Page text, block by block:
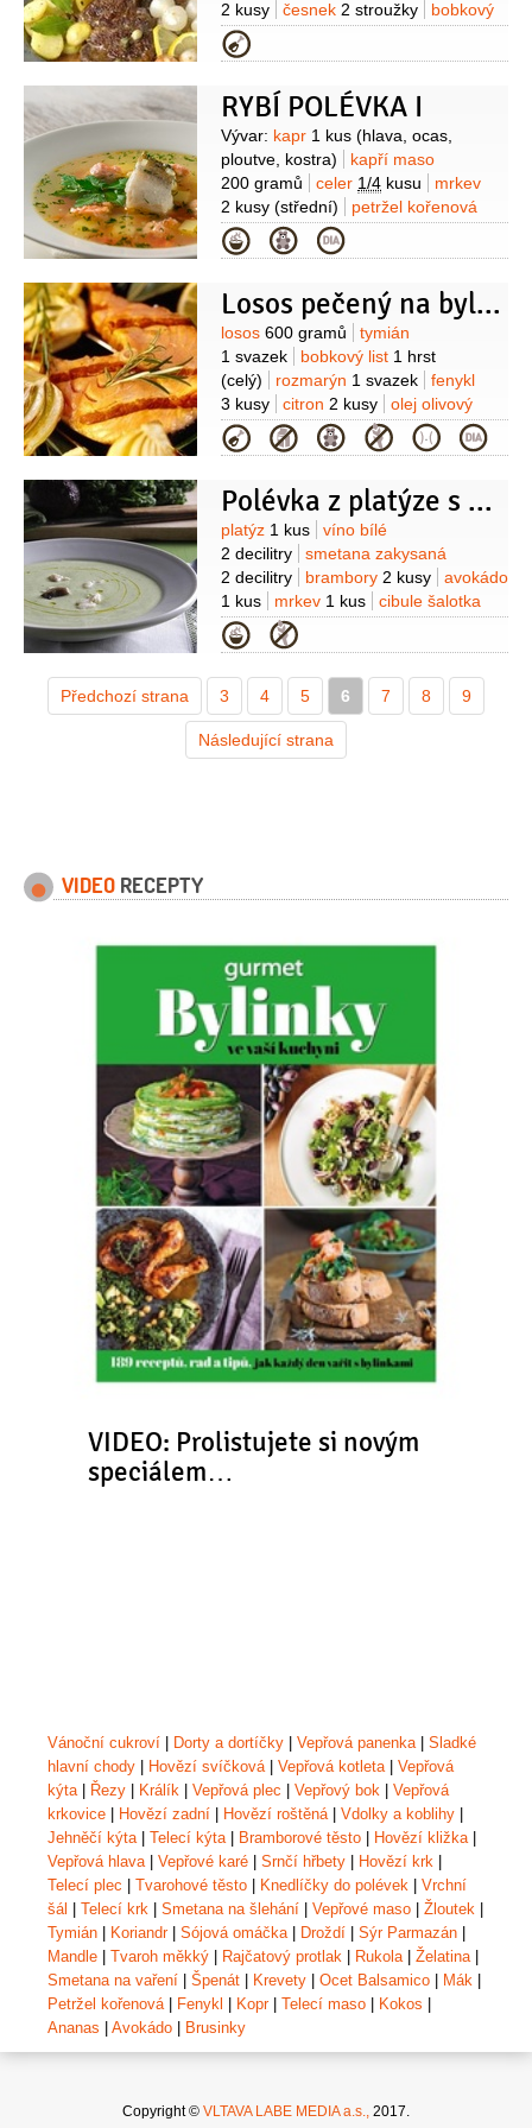
2 kusy
česnek 2 stroužky
bobkový
list1 list
černý1 lžička (celý - kuličky)
Kategorie
RYBÍ POLÉVKA I
Suroviny
Vývar: kapr 1 kus (hlava, ocas,
ploutve, kostra)
kapří maso
200 gramů
celer 1/4 kusu
mrkev
2 kusy (střední)
petržel kořenová
1 kus
cibule1 kus
3 kusy
nové koření5 kuliček
pepř
150 gramů
mrkev2 kusy
petržel
kořenová 1 kus celer1 kus
(menší)
mouka pšeničná hladká
3 lžíce
smetana na šlehání
100 mililitrů
houska 3 kusy
petržel
hladkolistá1 hrst sůl
Kategorie
Losos pečený na bylinkách
Suroviny
losos 600 gramů
tymián
1 svazek
bobkový list 1 hrst
(celý)
rozmarýn 1 svazek
fenykl
3 kusy
citron 2 kusy olej olivový
Kategorie
Polévka z platýze s bylinkami a avokádem
Suroviny
platýz 1 kus
víno bílé
2 decilitry
smetana zakysaná
2 decilitry
brambory 2 kusy
avokádo
1 kus
mrkev 1 kus
cibule šalotka
1 kus
česnek
list2 listy
Kategorie
Předchozí strana 3 4 5 6 7 8 9
Následující strana
VIDEO RECEPTY
VIDEO: Prolistujete si novým
speciálem…
Vánoční cukroví Dorty a dortíčky Vepřová panenka| Sladké
hlavní chody
Hovězí svíčková| Vepřová kotleta| Vepřová
kýta| Řezy Králík Vepřová plec Vepřový bok
Vepřová
krkovice
Hovězí zadní Hovězí roštěná| Vdolky a koblihy
Jehněčí kýta| Telecí kýta| Bramborové těsto Hovězí kližka|
Vepřová hlava| Vepřové karé Srnčí hřbety Hovězí krk
Telecí plec
Tvarohové těsto Knedlíčky do polévek
Vrchní
šál
Telecí krk Smetana na šlehání Vepřové maso Žloutek
Tymián
Koriandr| Sójová omáčka| Droždí Sýr Parmazán
Mandle
Tvaroh měkký Rajčatový protlak Rukola| Želatina|
Smetana na vaření
Špenát Krevety Ocet Balsamico Mák
Petržel kořenová| Fenykl Kopr| Telecí maso Kokos
Ananas
Avokádo Brusinky
Copyright © VLTAVA LABE MEDIA a.s., 2017.